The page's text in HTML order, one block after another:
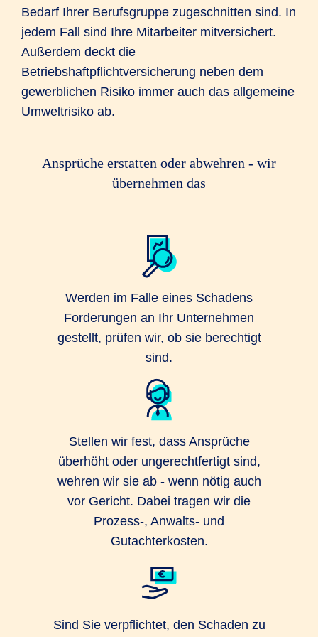
Bedarf Ihrer Berufsgruppe zugeschnitten sind. In
jedem Fall sind Ihre Mitarbeiter mitversichert.
Außerdem deckt die
Betriebshaftpflichtversicherung neben dem
gewerblichen Risiko immer auch das allgemeine
Umweltrisiko ab.
Ansprüche erstatten oder abwehren - wir
übernehmen das
Werden im Falle eines Schadens
Forderungen an Ihr Unternehmen
gestellt, prüfen wir, ob sie berechtigt
sind.
Stellen wir fest, dass Ansprüche
überhöht oder ungerechtfertigt sind,
wehren wir sie ab - wenn nötig auch
vor Gericht. Dabei tragen wir die
Prozess-, Anwalts- und
Gutachterkosten.
Sind Sie verpflichtet, den Schaden zu